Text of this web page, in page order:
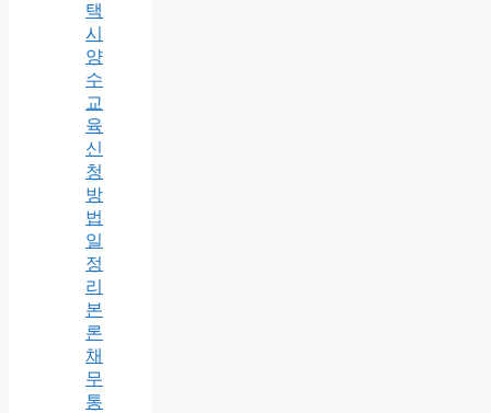
택
시
양
수
교
육
신
청
방
법
일
정
리
본
론
채
무
통